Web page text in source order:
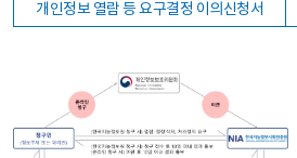
개인정보 열람 등 요구결정 이의신청서